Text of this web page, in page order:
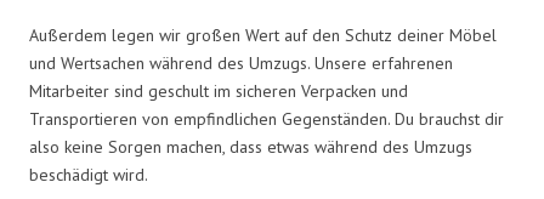
Außerdem legen wir großen Wert auf den Schutz deiner Möbel
und Wertsachen während des Umzugs. Unsere erfahrenen
Mitarbeiter sind geschult im sicheren Verpacken und
Transportieren von empfindlichen Gegenständen. Du brauchst dir
also keine Sorgen machen, dass etwas während des Umzugs
beschädigt wird.